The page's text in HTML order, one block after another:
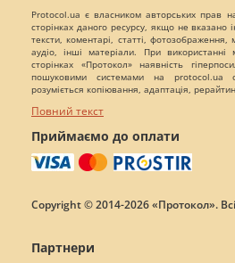
Protocol.ua є власником авторських прав
сторінках даного ресурсу, якщо не вказано
тексти, коментарі, статті,
аудіо, інші матеріали. При
сторінках «Протокол» наявність
пошуковими системами на protocol.ua
розуміється копіювання, адаптація,
Повний текст
Приймаємо до оплати
Copyright © 2014-2026 «Протокол».
Партнери